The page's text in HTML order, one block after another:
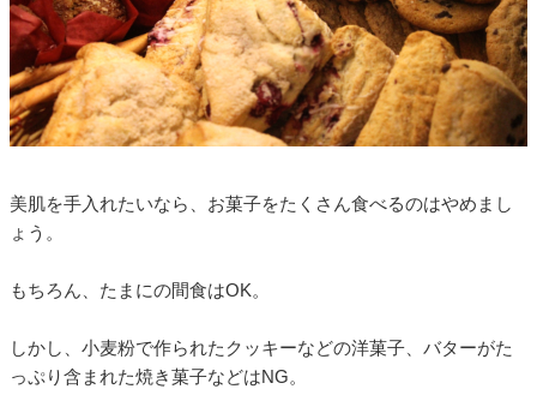
美肌を手入れたいなら、お菓子をたくさん食べるのはやめまし
ょう。
もちろん、たまにの間食はOK。
しかし、小麦粉で作られたクッキーなどの洋菓子、バターがた
っぷり含まれた焼き菓子などはNG。